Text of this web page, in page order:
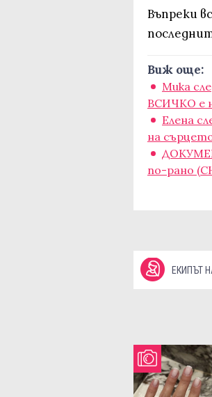
Въпреки
Виж още:
Мика
ВСИЧКО е
Елена
на
по-рано
ЕКИПЪТ